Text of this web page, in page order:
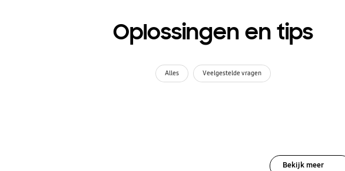
Oplossingen en tips
Alles Veelgestelde vragen
Bekijk meer